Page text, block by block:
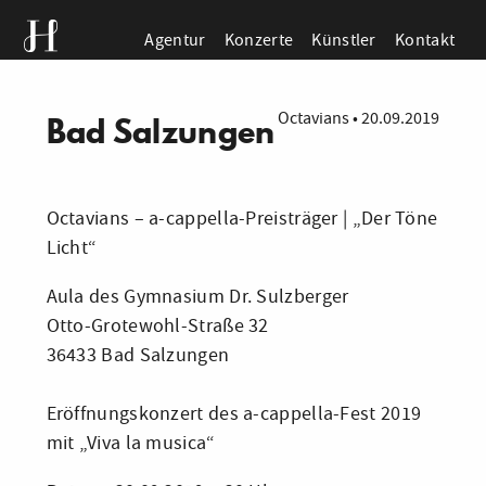
Agentur Konzerte Künstler Kontakt
Bad Salzungen Octavians•20.09.2019
Octavians – a-cappella-Preisträger | „Der Töne
Licht“
Aula des Gymnasium Dr. Sulzberger
Otto-Grotewohl-Straße 32
36433 Bad Salzungen
Eröffnungskonzert des a-cappella-Fest 2019
mit „Viva la musica“